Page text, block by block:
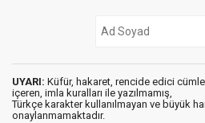
UYARI: Küfür, hakaret, rencide edici
içeren, imla kuralları ile yazılmamış,
Türkçe karakter kullanılmayan ve büyük
onaylanmamaktadır.